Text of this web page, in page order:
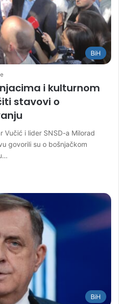
BiH
i kulturnom
stavovi o
Vučić i lider SNSD-a Milorad
govorili su o bošnjačkom
BiH